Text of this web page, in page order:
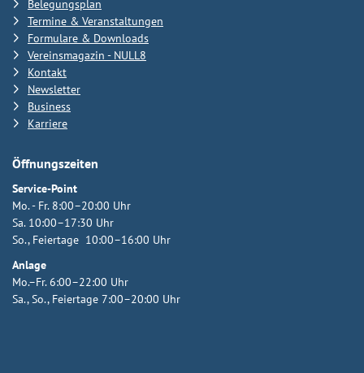
Belegungsplan
Termine & Veranstaltungen
Formulare & Downloads
Vereinsmagazin - NULL8
Kontakt
Newsletter
Business
Karriere
Öffnungszeiten
Service-Point
Mo. - Fr. 8:00–20:00 Uhr
Sa. 10:00–17:30 Uhr
So., Feiertage 10:00–16:00 Uhr
Anlage
Mo.–Fr. 6:00–22:00 Uhr
Sa., So., Feiertage 7:00–20:00 Uhr